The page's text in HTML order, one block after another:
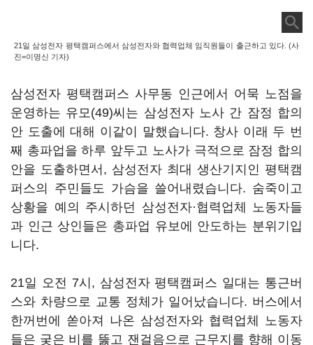
21일 삼성전자 평택캠퍼스에서 삼성전자와 협력업체 임직원들이 출근하고 있다. (사
진=이명신 기자)
삼성전자 평택캠퍼스 사무동 인근에서 어묵 노점을
운영하는 유모(49)씨는 삼성전자 노사 간 잠정 합의
안 도출에 대해 이같이 말했습니다. 창사 이래 두 번
째 총파업을 하루 앞두고 노사가 극적으로 잠정 합의
안을 도출하면서, 삼성전자 최대 생산기지인 평택캠
퍼스의 주민들도 가슴을 쓸어내렸습니다. 숨죽이고
상황을 예의 주시하던 삼성전자·협력업체 노동자들
과 인근 상인들은 총파업 유보에 안도하는 분위기입
니다.
21일 오전 7시, 삼성전자 평택캠퍼스 일대는 통근버
스와 차량으로 교통 정체가 일어났습니다. 버스에서
한꺼번에 쏟아져 나온 삼성전자와 협력업체 노동자
들은 궂은 비를 뚫고 잰걸음으로 근무지를 향해 이동